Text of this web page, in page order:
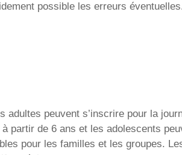
possible les erreurs
peuvent s’inscrire pour la
partir de 6 ans et les adolescents
pour les familles et les groupes.